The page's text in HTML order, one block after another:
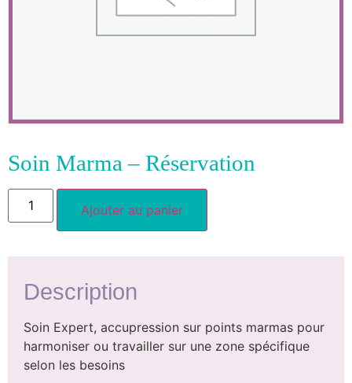
Soin Marma – Réservation
Ajouter au panier
Description
Soin Expert, accupression sur points marmas pour
harmoniser ou travailler sur une zone spécifique
selon les besoins